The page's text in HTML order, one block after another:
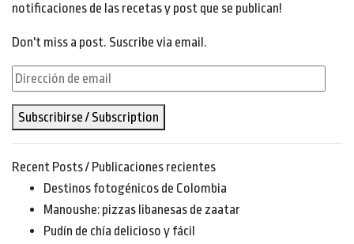
notificaciones de las recetas y post que se publican!
Don't miss a post. Suscribe via email.
Dirección
email
Subscribirse / Subscription
Recent Posts / Publicaciones recientes
Destinos fotogénicos de Colombia
Manoushe: pizzas libanesas de zaatar
Pudín de chía delicioso y fácil